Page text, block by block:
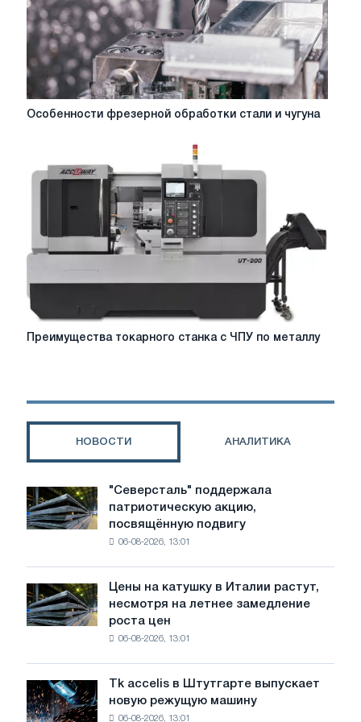
Особенности
и
Особенности фрезерной обработки стали и чугуна
Преимущества
ЧПУ
Преимущества токарного станка с ЧПУ по металлу
НОВОСТИ АНАЛИТИКА
"Северсталь"
поддержала
патриотическую
советской
авиации
Великой
Отечественной
войны
"Северсталь" поддержала
патриотическую акцию,
посвящённую подвигу
06-08-2026, 13:01
Цены
на
катушку
несмотря
на
Цены на катушку в Италии растут,
несмотря на летнее замедление
роста цен
06-08-2026, 13:01
Tk
accelis
Tk accelis в Штутгарте выпускает
новую режущую машину
06-08-2026, 13:01